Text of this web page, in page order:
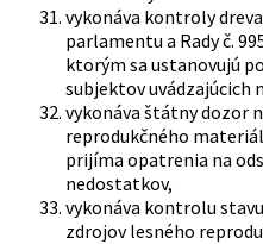
vykonáva kontroly
parlamentu a Rady č.
ktorým sa ustanovujú
subjektov uvádzajúcich
vykonáva štátny dozor
reprodukčného
prijíma opatrenia na
nedostatkov,
vykonáva kontrolu
zdrojov lesného